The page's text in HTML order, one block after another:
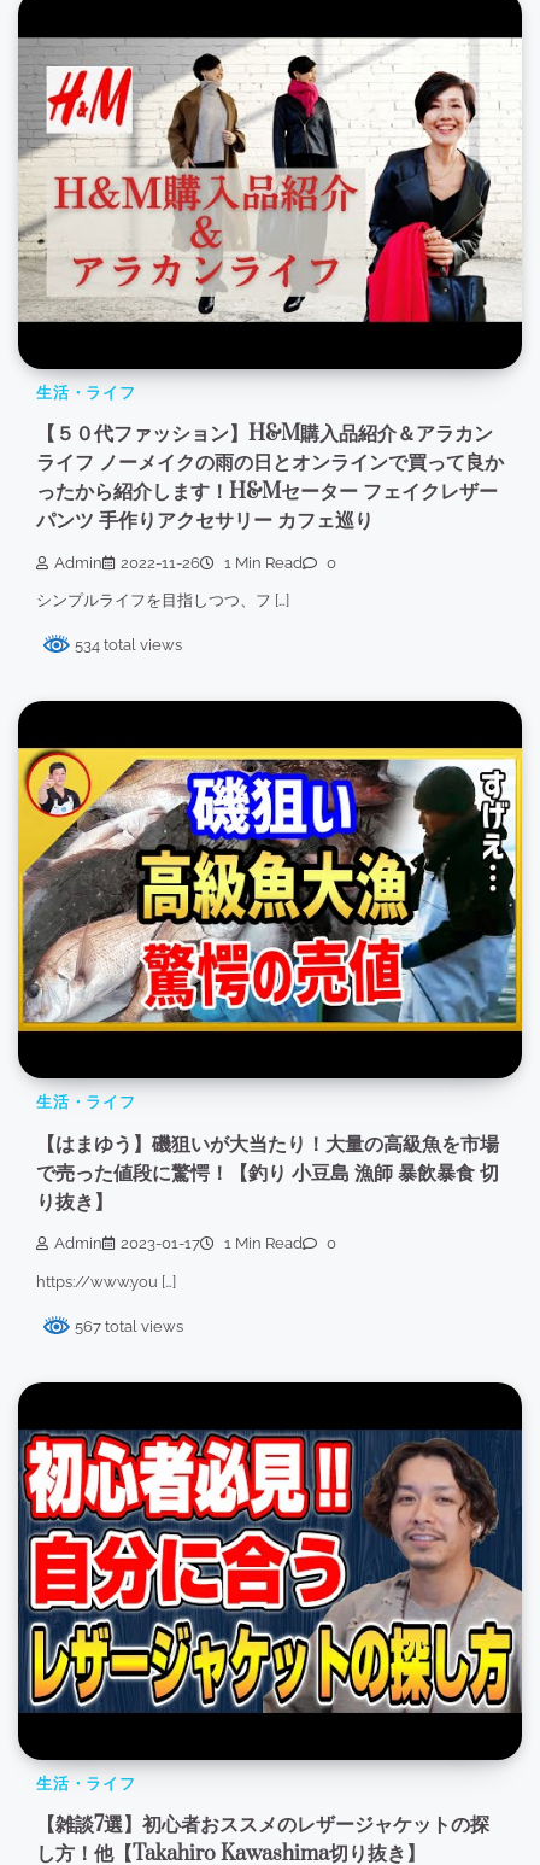
生活・ライフ
【５０代ファッション】H&M購入品紹介＆アラカン
ライフ ノーメイクの雨の日とオンラインで買って良か
ったから紹介します！H&Mセーター フェイクレザー
パンツ 手作りアクセサリー カフェ巡り
Admin 2022-11-26 1 Min Read 0
シンプルライフを目指しつつ、フ […]
534 total views
生活・ライフ
【はまゆう】磯狙いが大当たり！大量の高級魚を市場
で売った値段に驚愕！【釣り 小豆島 漁師 暴飲暴食 切
り抜き】
Admin 2023-01-17 1 Min Read 0
https://www.you […]
567 total views
生活・ライフ
【雑談7選】初心者おススメのレザージャケットの探
し方！他【Takahiro Kawashima切り抜き】